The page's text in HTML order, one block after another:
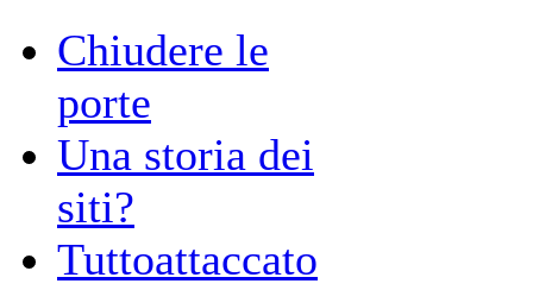
Chiudere le
porte
Una storia dei
siti?
Tuttoattaccato